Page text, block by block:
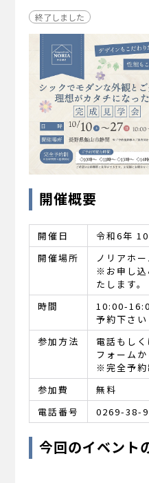
終了しました
開催概要
開催日
令和6年
開催場所
ノリアホ
※お申し込
たします。
時間
10:00-
予約下さい
参加方法
電話もし
フォーム
※完全予約
参加費
無料
電話番号
0269-38-
今回のイベント